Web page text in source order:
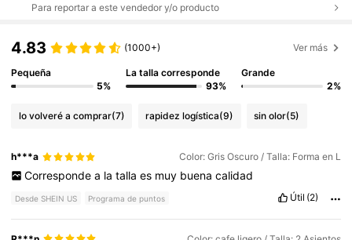
Para reportar a este vendedor y/o producto
4.83 (1000+) Ver más
Pequeña
5%
La talla corresponde
93%
Grande
2%
lo volveré a comprar(7) rapidez logística(9) sin olor(5)
h***a Color: Gris Oscuro / Talla: Forma en L
Corresponde a la talla es muy buena calidad
Desde SHEIN US Programa de puntos Útil (2)